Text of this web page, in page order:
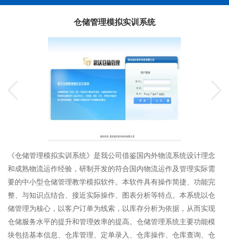
仓储管理模拟实训系统
《仓储管理模拟实训系统》是我公司借鉴国内外物流系统设计理念
和成熟物流运作经验，研制开发的符合国内物流运作及管理实际需
要的中小型仓储管理教学模拟软件。本软件具有操作简捷、功能完
整、与知识点结合、接近实际操作、图表分析等特点。本系统以仓
储管理为核心，以客户订单为线索，以库存分析为依据，从而实现
仓储服务水平的提升和管理效率的提高。仓储管理系统主要功能模
块包括基本信息、仓库管理、定单录入、仓库操作、仓库查询、仓